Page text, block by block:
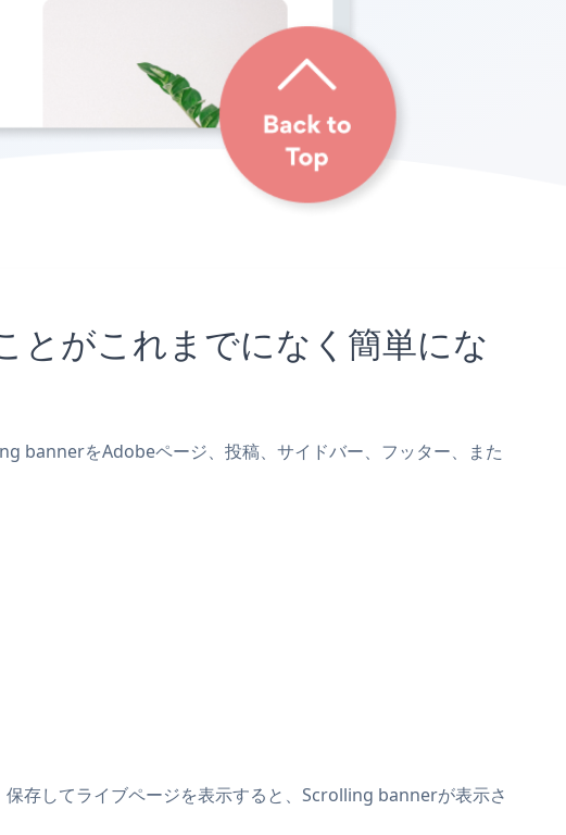
がこれまでになく簡単にな
bannerをAdobeページ、投稿、サイドバー、フッター、また
存してライブページを表示すると、Scrolling bannerが表示さ